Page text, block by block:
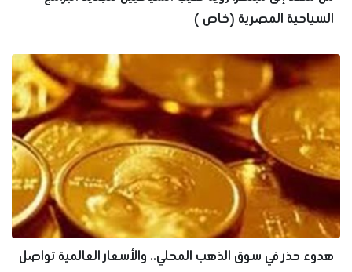
السياحية المصرية (خاص )
هدوء حذر في سوق الذهب المحلي.. والأسعار العالمية تواصل